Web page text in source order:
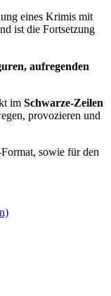
eines Krimis mit
ist die Fortsetzung
aufregenden
im Schwarze-Zeilen
provozieren und
sowie für den